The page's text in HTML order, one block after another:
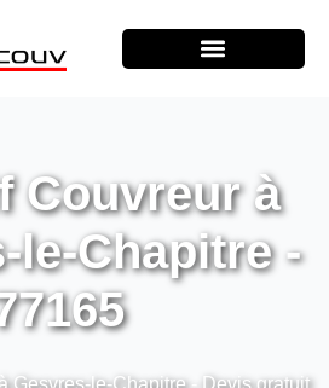
Couvreur à
le-Chapitre -
Gesvres-le-Chapitre - Devis gratuit